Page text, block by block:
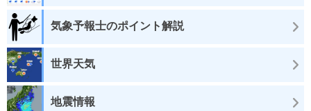
気象予報士のポイント解説
世界天気
地震情報